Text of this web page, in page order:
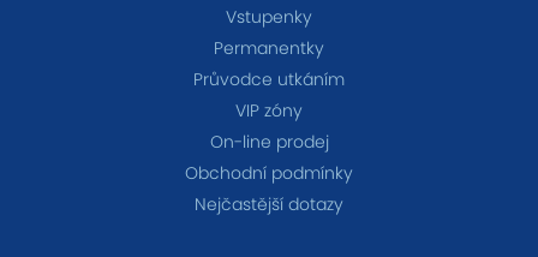
Vstupenky
Permanentky
Průvodce utkáním
VIP zóny
On-line prodej
Obchodní podmínky
Nejčastější dotazy